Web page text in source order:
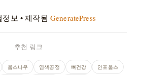
정보 • 제작됨 GeneratePress
추천 링크
웁스나우 염색공정 뼈건강 인포웁스